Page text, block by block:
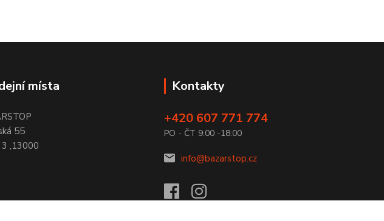
místa
55
3 ,13000
Kontakty
+420 607 771 774
PO - ČT 9:00 -18:00
info@bazarstop.cz